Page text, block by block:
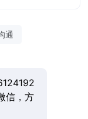
通
信，方